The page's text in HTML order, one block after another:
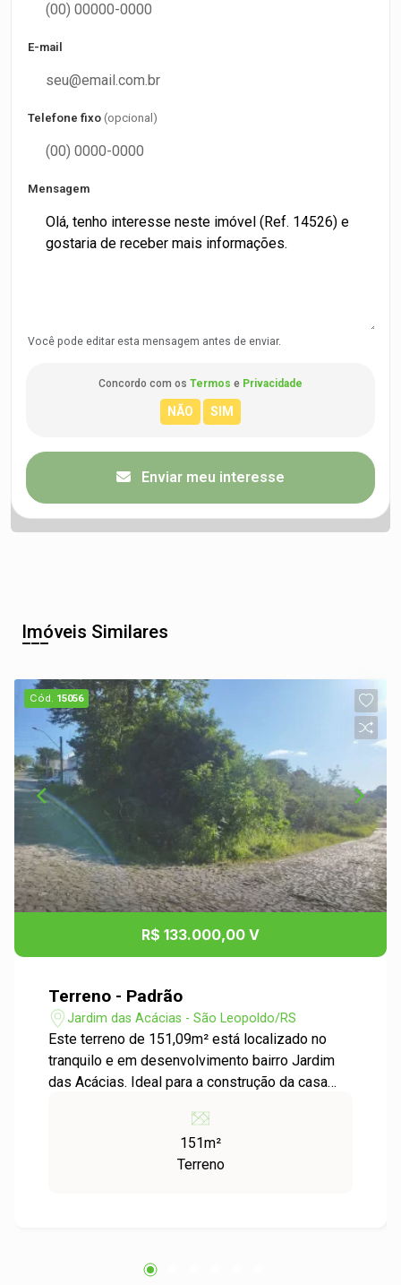
E-mail
Telefone fixo (opcional)
Mensagem
Você pode editar esta mensagem antes de enviar.
Concordo com os Termos e Privacidade
Enviar meu interesse
Imóveis Similares
Cód. 15056
R$ 133.000,00 V
Terreno - Padrão
Jardim das Acácias - São Leopoldo/RS
Este terreno de 151,09m² está localizado no
tranquilo e em desenvolvimento bairro Jardim
das Acácias. Ideal para a construção da casa
oferece um ambiente sereno, perfeito para
quem busca qualidade de vida. Com fácil
acesso às principais vias da região, o terreno é
contato para mais informações e agende uma
151m²
Terreno